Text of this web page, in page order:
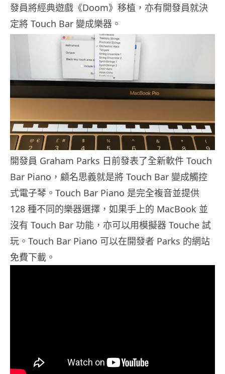
發員將經典遊戲《Doom》移植，亦有開發員就決
定將 Touch Bar 變成樂器。
開發員 Graham Parks 日前發表了全新軟件 Touch
Bar Piano，顧名思義就是將 Touch Bar 變成觸控
式電子琴。Touch Bar Piano 是完全複音並提供
128 種不同的樂器選擇，如果手上的 MacBook 並
沒有 Touch Bar 功能，亦可以用模擬器 Touche 試
玩。Touch Bar Piano 可以在開發者 Parks 的網站
免費下載。